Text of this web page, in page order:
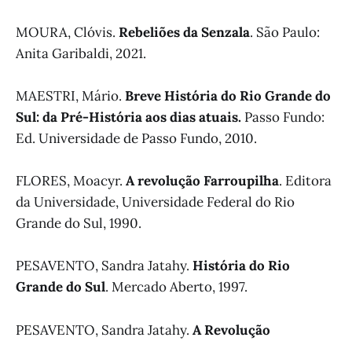
MOURA, Clóvis. Rebeliões da Senzala. São Paulo:
Anita Garibaldi, 2021.
MAESTRI, Mário. Breve História do Rio Grande do
Sul: da Pré-História aos dias atuais. Passo Fundo:
Ed. Universidade de Passo Fundo, 2010.
FLORES, Moacyr. A revolução Farroupilha. Editora
da Universidade, Universidade Federal do Rio
Grande do Sul, 1990.
PESAVENTO, Sandra Jatahy. História do Rio
Grande do Sul. Mercado Aberto, 1997.
PESAVENTO, Sandra Jatahy. A Revolução